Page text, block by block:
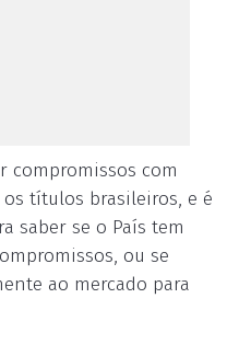
compromissos com
títulos brasileiros, e é
saber se o País tem
ou se
ao mercado para